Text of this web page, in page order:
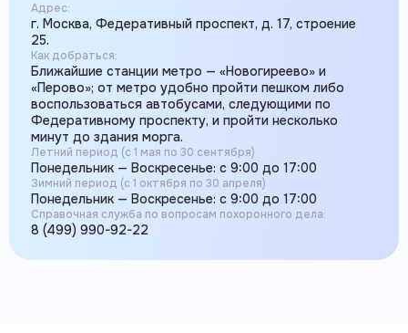
Адрес:
г. Москва, Федеративный проспект, д. 17, строение
25.
Как добраться:
Ближайшие станции метро — «Новогиреево» и
«Перово»; от метро удобно пройти пешком либо
воспользоваться автобусами, следующими по
Федеративному проспекту, и пройти несколько
минут до здания морга.
Летний период (с 1 мая по 30 сентября)
Понедельник — Воскресенье: с 9:00 до 17:00
Зимний период (с 1 октября по 30 апреля)
Понедельник — Воскресенье: с 9:00 до 17:00
Справочная служба по вопросам похоронного дела:
8 (499) 990-92-22